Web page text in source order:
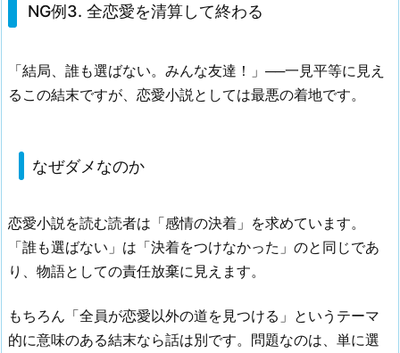
NG例3. 全恋愛を清算して終わる
「結局、誰も選ばない。みんな友達！」──一見平等に見え
るこの結末ですが、恋愛小説としては最悪の着地です。
なぜダメなのか
恋愛小説を読む読者は「感情の決着」を求めています。
「誰も選ばない」は「決着をつけなかった」のと同じであ
り、物語としての責任放棄に見えます。
もちろん「全員が恋愛以外の道を見つける」というテーマ
的に意味のある結末なら話は別です。問題なのは、単に選